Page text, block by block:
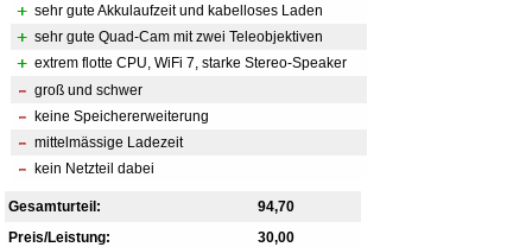
sehr gute Akkulaufzeit und kabelloses Laden
sehr gute Quad-Cam mit zwei Teleobjektiven
extrem flotte CPU, WiFi 7, starke Stereo-Speaker
groß und schwer
keine Speichererweiterung
mittelmässige Ladezeit
kein Netzteil dabei
94,70
Gesamturteil:
30,00
Preis/Leistung: